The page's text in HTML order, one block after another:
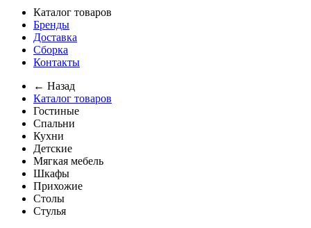
Каталог товаров
Бренды
Доставка
Сборка
Контакты
← Назад
Каталог товаров
Гостиные
Спальни
Кухни
Детские
Мягкая мебель
Шкафы
Прихожие
Столы
Стулья